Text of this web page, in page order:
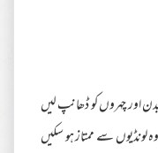
بدن اور چہروں کو ڈھانپ لیں
لونڈیوں سے ممتاز ہو سکیں